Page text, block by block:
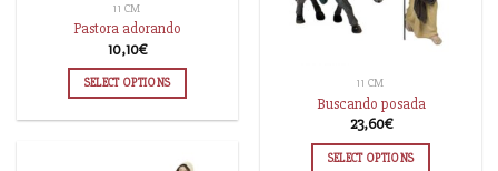
11 CM
Pastora adorando
10,10€
SELECT OPTIONS 11 CM
Buscando posada
23,60€
SELECT OPTIONS